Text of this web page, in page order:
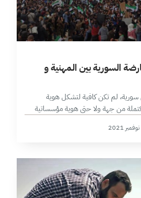
السورية بين المهنية و
لم تكن كافية لتشكل هوية
من جهة ولا حتى هوية مؤسساتية
من جهة أخرى، فبعد استقلال سورية عن